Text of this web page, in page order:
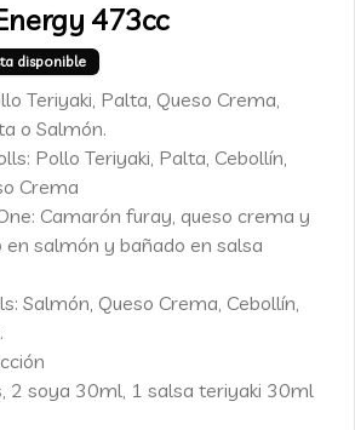
en palta
Rolls
palta, pepino,
bañado en
473cc
disponible
Teriyaki, Palta, Queso Crema,
o Salmón.
Pollo Teriyaki, Palta, Cebollín,
Crema
Camarón furay, queso crema y
en salmón y bañado en salsa
Salmón, Queso Crema, Cebollín,
2 soya 30ml, 1 salsa teriyaki 30ml